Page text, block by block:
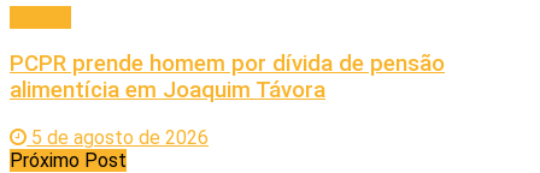
PCPR prende homem por dívida de pensão
alimentícia em Joaquim Távora
5 de agosto de 2026
Próximo Post